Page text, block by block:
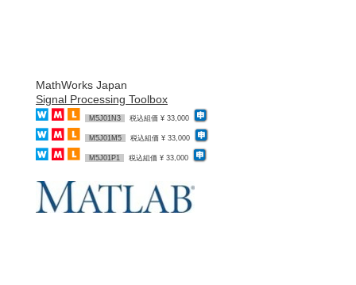
MathWorks Japan
Signal Processing Toolbox
M5J01N3 税込組価 ¥ 33,000
M5J01M5 税込組価 ¥ 33,000
M5J01P1 税込組価 ¥ 33,000